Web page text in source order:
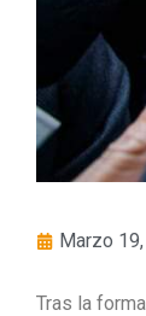
Marzo
Tras la